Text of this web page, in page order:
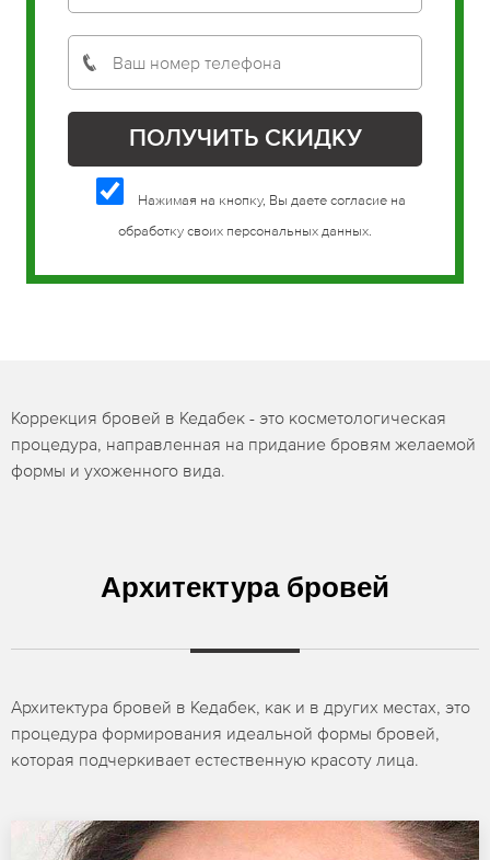
Нажимая на кнопку, Вы даете согласие на
обработку своих персональных данных.
Коррекция бровей в Кедабек - это косметологическая
процедура, направленная на придание бровям желаемой
формы и ухоженного вида.
Архитектура бровей
Архитектура бровей в Кедабек, как и в других местах, это
процедура формирования идеальной формы бровей,
которая подчеркивает естественную красоту лица.